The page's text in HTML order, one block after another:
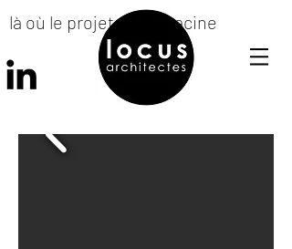
là où le projet prend racine